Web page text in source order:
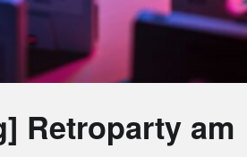
Retroparty am